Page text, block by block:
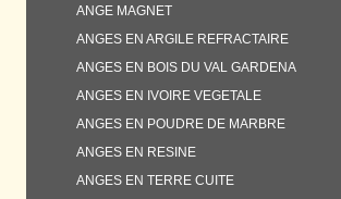
ANGE MAGNET
ANGES EN ARGILE REFRACTAIRE
ANGES EN BOIS DU VAL GARDENA
ANGES EN IVOIRE VEGETALE
ANGES EN POUDRE DE MARBRE
ANGES EN RESINE
ANGES EN TERRE CUITE